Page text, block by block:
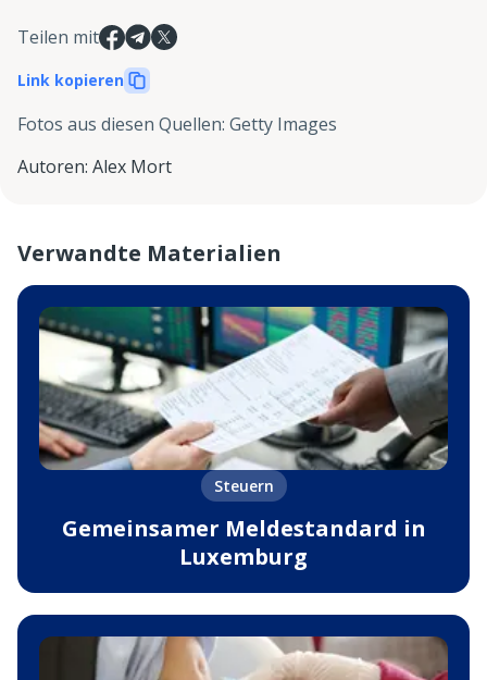
Teilen mit
Link kopieren
Fotos aus diesen Quellen: Getty Images
Autoren: Alex Mort
Verwandte Materialien
Steuern
Gemeinsamer Meldestandard in
Luxemburg